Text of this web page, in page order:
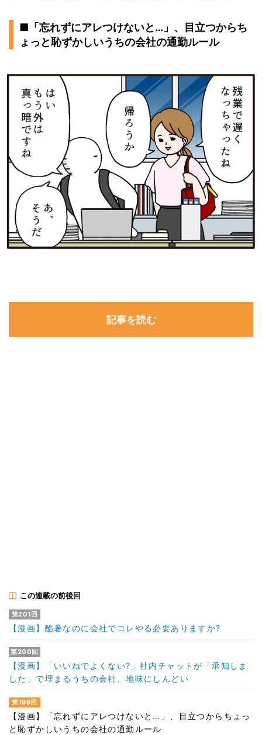
■「忘れずにアレつけないと…」、目立つからち
ょっと恥ずかしいうちの会社の通勤ルール
記事を読む
この連載の前後回
第201回
【漫画】酷暑なのに会社でコレやる必要ありますか?
第200回
【漫画】「いいねでよくない?」社内チャットが「承知しま
した」で埋まるうちの会社、地味にしんどい
第199回
【漫画】「忘れずにアレつけないと…」、目立つからちょっ
と恥ずかしいうちの会社の通勤ルール